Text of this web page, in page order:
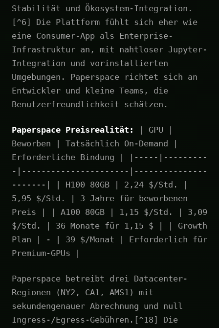
Stabilität und Ökosystem-Integration.
[^6] Die Plattform fühlt sich eher wie
eine Consumer-App als Enterprise-
Infrastruktur an, mit nahtloser Jupyter-
Integration und vorinstallierten
Umgebungen. Paperspace richtet sich an
Entwickler und kleine Teams, die
Benutzerfreundlichkeit schätzen.
Paperspace Preisrealität:
| GPU |
Beworben | Tatsächlich On-Demand |
Erforderliche Bindung | |-----|---------
-|----------------------|---------------
-------| | H100 80GB | 2,24 $/Std. |
5,95 $/Std. | 3 Jahre für beworbenen
Preis | | A100 80GB | 1,15 $/Std. | 3,09
$/Std. | 36 Monate für 1,15 $ | | Growth
Plan | - | 39 $/Monat | Erforderlich für
Premium-GPUs |
Paperspace betreibt drei Datacenter-
Regionen (NY2, CA1, AMS1) mit
sekundengenauer Abrechnung und null
Ingress-/Egress-Gebühren.[^18] Die